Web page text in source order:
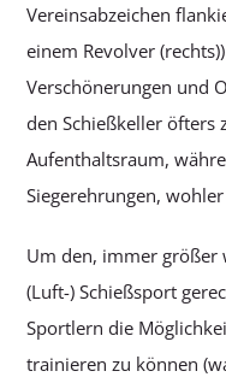
Vereinsabzeichen
einem Revolver
Verschönerungen und
den Schießkeller öfters
Aufenthaltsraum,
Siegerehrungen,
Um den, immer größer
(Luft-) Schießsport
Sportlern die
trainieren zu können